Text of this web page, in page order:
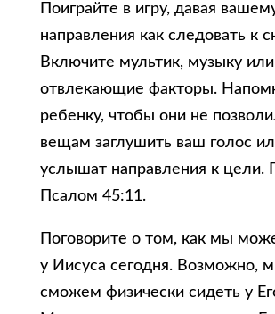
Поиграйте в игру, давая
направления как следовать к
Включите мультик, музыку
отвлекающие факторы.
ребенку, чтобы они не
вещам заглушить ваш голос
услышат направления к цели.
Псалом 45:11.
Поговорите о том, как мы
у Иисуса сегодня. Возможно,
сможем физически сидеть у